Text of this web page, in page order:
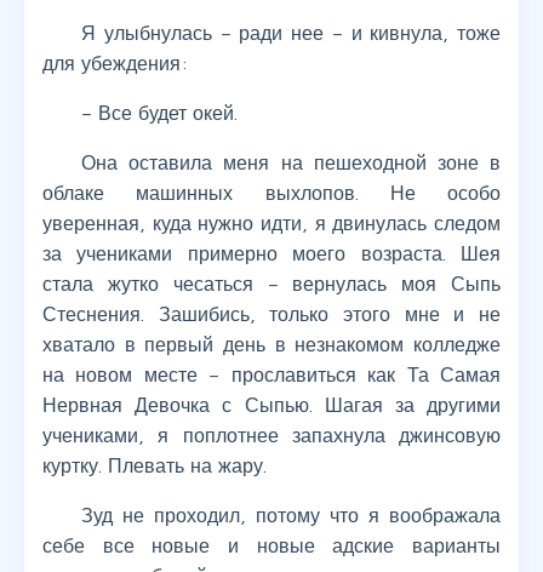
Я улыбнулась – ради нее – и кивнула, тоже
для убеждения:
– Все будет окей.
Она оставила меня на пешеходной зоне в
облаке машинных выхлопов. Не особо
уверенная, куда нужно идти, я двинулась следом
за учениками примерно моего возраста. Шея
стала жутко чесаться – вернулась моя Сыпь
Стеснения. Зашибись, только этого мне и не
хватало в первый день в незнакомом колледже
на новом месте – прославиться как Та Самая
Нервная Девочка с Сыпью. Шагая за другими
учениками, я поплотнее запахнула джинсовую
куртку. Плевать на жару.
Зуд не проходил, потому что я воображала
себе все новые и новые адские варианты